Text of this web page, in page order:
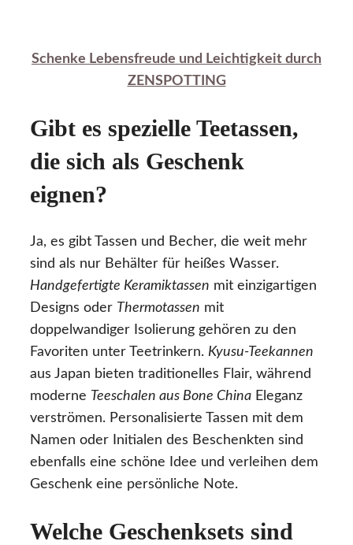
Schenke Lebensfreude und Leichtigkeit durch
ZENSPOTTING
Gibt es spezielle Teetassen,
die sich als Geschenk
eignen?
Ja, es gibt Tassen und Becher, die weit mehr
sind als nur Behälter für heißes Wasser.
Handgefertigte Keramiktassen mit einzigartigen
Designs oder Thermotassen mit
doppelwandiger Isolierung gehören zu den
Favoriten unter Teetrinkern. Kyusu-Teekannen
aus Japan bieten traditionelles Flair, während
moderne Teeschalen aus Bone China Eleganz
verströmen. Personalisierte Tassen mit dem
Namen oder Initialen des Beschenkten sind
ebenfalls eine schöne Idee und verleihen dem
Geschenk eine persönliche Note.
Welche Geschenksets sind